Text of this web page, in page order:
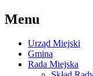
Menu
Urząd Miejski
Gmina
Rada Miejska